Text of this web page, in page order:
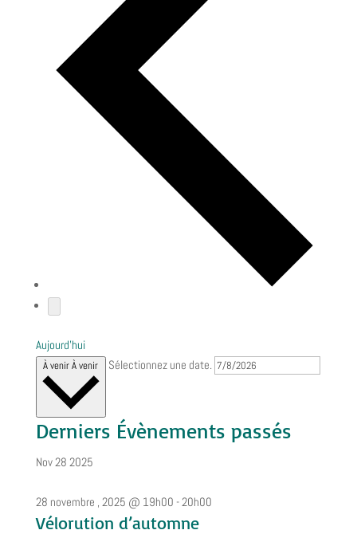
Aujourd’hui
À venirÀ venir Sélectionnez une date.
Derniers Évènements passés
Nov28 2025
28 novembre , 2025 @ 19h00 -20h00
Vélorution d’automne